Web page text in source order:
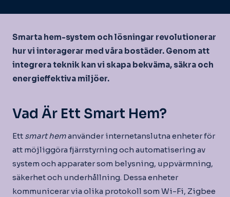
Smarta hem-system och lösningar revolutionerar
hur vi interagerar med våra bostäder. Genom att
integrera teknik kan vi skapa bekväma, säkra och
energieffektiva miljöer.
Vad Är Ett Smart Hem?
Ett smart hemanvänder internetanslutna enheter för
att möjliggöra fjärrstyrning och automatisering av
system och apparater som belysning, uppvärmning,
säkerhet och underhållning. Dessa enheter
kommunicerar via olika protokoll som Wi-Fi, Zigbee